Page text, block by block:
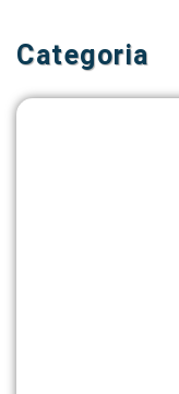
Categoria